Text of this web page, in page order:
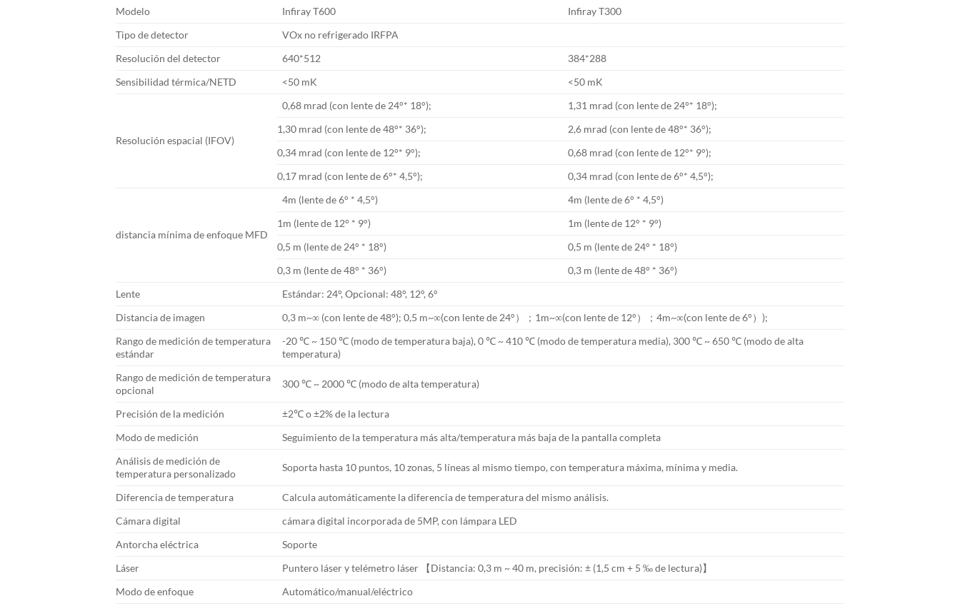
Modelo Infiray T600
Infiray T300
Tipo de detector
VOx no refrigerado IRFPA
Resolución del detector
640*512
384*288
Sensibilidad térmica/NETD
<50 mK <50 mK
Resolución espacial (IFOV)
0,68 mrad (con lente de 24°* 18°);
1,31 mrad (con lente de 24°* 18°);
1,30 mrad (con lente de 48°* 36°);
2,6 mrad (con lente de 48°* 36°);
0,34 mrad (con lente de 12°* 9°);
0,68 mrad (con lente de 12°* 9°);
0,17 mrad (con lente de 6°* 4,5°);
0,34 mrad (con lente de 6°* 4,5°);
distancia mínima de enfoque MFD
4m (lente de 6° * 4,5°)
4m (lente de 6° * 4,5°)
1m (lente de 12° * 9°)
1m (lente de 12° * 9°)
0,5 m (lente de 24° * 18°)
0,5 m (lente de 24° * 18°)
0,3 m (lente de 48° * 36°)
0,3 m (lente de 48° * 36°)
Lente
Estándar: 24°, Opcional: 48°, 12°, 6°
Distancia de imagen
0,3 m~∞ (con lente de 48°); 0,5 m~∞(con lente de 24°）；1m~∞(con lente de 12°）；4m~∞(con lente de 6°）);
Rango de medición de temperatura
estándar
-20 ℃ ~ 150 ℃ (modo de temperatura baja), 0 ℃ ~ 410 ℃ (modo de temperatura media), 300 ℃ ~ 650 ℃ (modo de alta
temperatura)
Rango de medición de temperatura
opcional
300 ℃ ~ 2000 ℃ (modo de alta temperatura)
Precisión de la medición
±2℃ o ±2% de la lectura
Modo de medición
Seguimiento de la temperatura más alta/temperatura más baja de la pantalla completa
Análisis de medición de
temperatura personalizado
Soporta hasta 10 puntos, 10 zonas, 5 líneas al mismo tiempo, con temperatura máxima, mínima y media.
Diferencia de temperatura
Calcula automáticamente la diferencia de temperatura del mismo análisis.
Cámara digital
cámara digital incorporada de 5MP, con lámpara LED
Antorcha eléctrica
Soporte
Láser
Puntero láser y telémetro láser 【Distancia: 0,3 m ~ 40 m, precisión: ± (1,5 cm + 5 ‰ de lectura)】
Modo de enfoque
Automático/manual/eléctrico